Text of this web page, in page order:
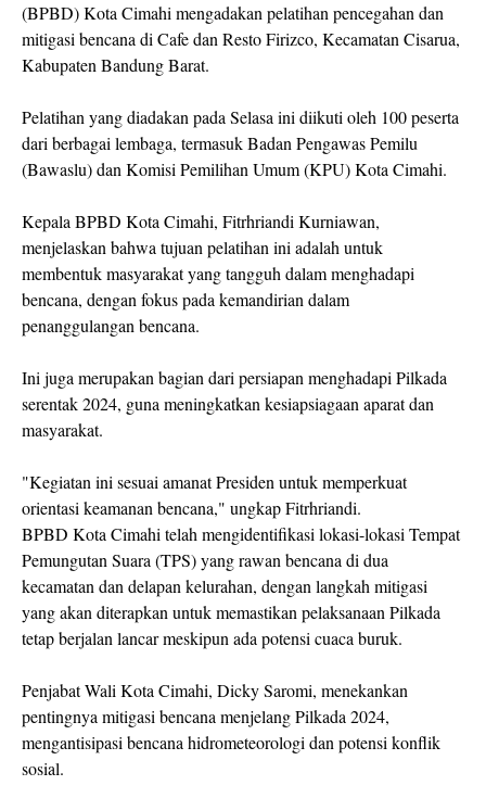
(BPBD) Kota Cimahi mengadakan pelatihan pencegahan dan
mitigasi bencana di Cafe dan Resto Firizco, Kecamatan Cisarua,
Kabupaten Bandung Barat.
Pelatihan yang diadakan pada Selasa ini diikuti oleh 100 peserta
dari berbagai lembaga, termasuk Badan Pengawas Pemilu
(Bawaslu) dan Komisi Pemilihan Umum (KPU) Kota Cimahi.
Kepala BPBD Kota Cimahi, Fitrhriandi Kurniawan,
menjelaskan bahwa tujuan pelatihan ini adalah untuk
membentuk masyarakat yang tangguh dalam menghadapi
bencana, dengan fokus pada kemandirian dalam
penanggulangan bencana.
Ini juga merupakan bagian dari persiapan menghadapi Pilkada
serentak 2024, guna meningkatkan kesiapsiagaan aparat dan
masyarakat.
"Kegiatan ini sesuai amanat Presiden untuk memperkuat
orientasi keamanan bencana," ungkap Fitrhriandi.
BPBD Kota Cimahi telah mengidentifikasi lokasi-lokasi Tempat
Pemungutan Suara (TPS) yang rawan bencana di dua
kecamatan dan delapan kelurahan, dengan langkah mitigasi
yang akan diterapkan untuk memastikan pelaksanaan Pilkada
tetap berjalan lancar meskipun ada potensi cuaca buruk.
Penjabat Wali Kota Cimahi, Dicky Saromi, menekankan
pentingnya mitigasi bencana menjelang Pilkada 2024,
mengantisipasi bencana hidrometeorologi dan potensi konflik
sosial.